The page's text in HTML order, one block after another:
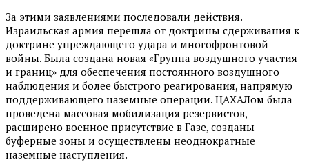
За этими заявлениями последовали действия.
Израильская армия перешла от доктрины сдерживания к
доктрине упреждающего удара и многофронтовой
войны. Была создана новая «Группа воздушного участия
и границ» для обеспечения постоянного воздушного
наблюдения и более быстрого реагирования, напрямую
поддерживающего наземные операции. ЦАХАЛом была
проведена массовая мобилизация резервистов,
расширено военное присутствие в Газе, созданы
буферные зоны и осуществлены неоднократные
наземные наступления.